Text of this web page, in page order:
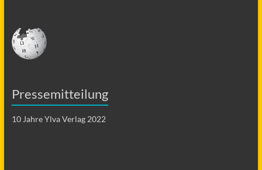
Pressemitteilung
10 Jahre Ylva Verlag 2022